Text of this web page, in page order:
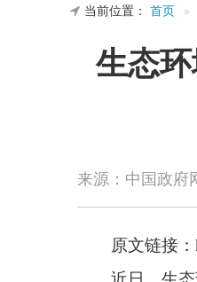
当前位置： 首页 »
生态
来源：中国政府
近日，生态环境
（2026—2030年）
问：《促进计划